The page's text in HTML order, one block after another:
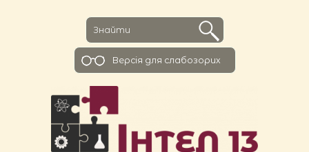
Версiя для слабозорих